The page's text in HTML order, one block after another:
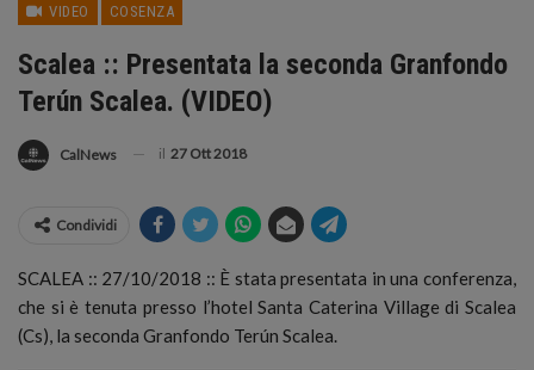
VIDEO COSENZA
Scalea :: Presentata la seconda Granfondo
Terún Scalea. (VIDEO)
CalNews il 27 Ott 2018
Condividi
SCALEA :: 27/10/2018 :: È stata presentata in una conferenza,
che si è tenuta presso l’hotel Santa Caterina Village di Scalea
(Cs), la seconda Granfondo Terún Scalea.